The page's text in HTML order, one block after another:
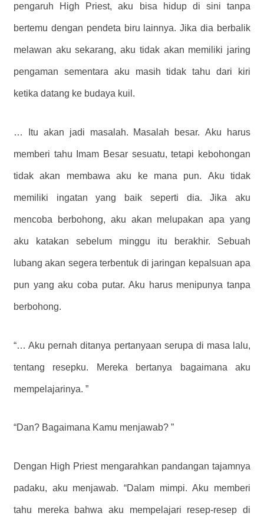
pengaruh High Priest, aku bisa hidup di sini tanpa
bertemu dengan pendeta biru lainnya. Jika dia berbalik
melawan aku sekarang, aku tidak akan memiliki jaring
pengaman sementara aku masih tidak tahu dari kiri
ketika datang ke budaya kuil.
… Itu akan jadi masalah. Masalah besar. Aku harus
memberi tahu Imam Besar sesuatu, tetapi kebohongan
tidak akan membawa aku ke mana pun. Aku tidak
memiliki ingatan yang baik seperti dia. Jika aku
mencoba berbohong, aku akan melupakan apa yang
aku katakan sebelum minggu itu berakhir. Sebuah
lubang akan segera terbentuk di jaringan kepalsuan apa
pun yang aku coba putar. Aku harus menipunya tanpa
berbohong.
“… Aku pernah ditanya pertanyaan serupa di masa lalu,
tentang resepku. Mereka bertanya bagaimana aku
mempelajarinya. ”
“Dan? Bagaimana Kamu menjawab? ”
Dengan High Priest mengarahkan pandangan tajamnya
padaku, aku menjawab. “Dalam mimpi. Aku memberi
tahu mereka bahwa aku mempelajari resep-resep di